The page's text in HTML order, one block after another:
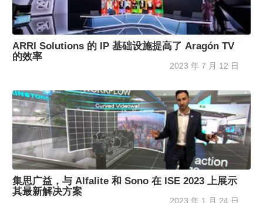
ARRI Solutions 的 IP 基础设施提高了 Aragón TV
的效率
2023 年 7 月 12 日
集思广益，与 Alfalite 和 Sono 在 ISE 2023 上展示
其最新解决方案
2023 年 1 月 24 日